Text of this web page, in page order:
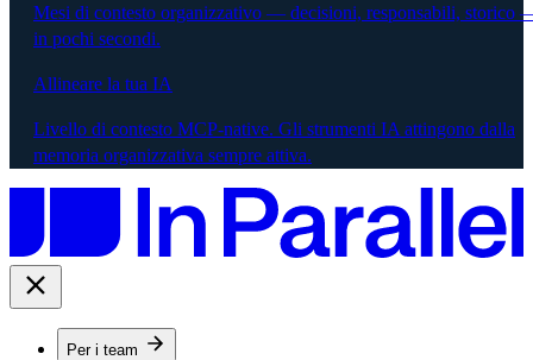
Mesi di contesto organizzativo — decisioni, responsabili, storico
in pochi secondi.
Allineare la tua IA
Livello di contesto MCP-native. Gli strumenti IA attingono dalla
memoria organizzativa sempre attiva.
Per i team